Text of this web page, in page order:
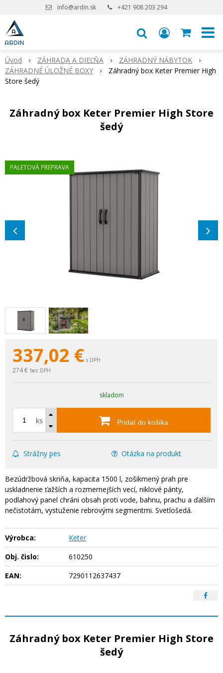
info@ardin.sk +421 908 203 294
Úvod ZÁHRADA A DIEĽŇA
ZÁHRADNÝ NÁBYTOK
ZÁHRADNÉ ÚLOŽNÉ BOXY
Záhradný box Keter Premier High
Store šedý
Záhradný box Keter Premier High Store
šedý
PALETOVÁ PREPRAVA
337,02 € s DPH
274 € bez DPH
skladom
ks Pridať do košíka
Strážny pes Otázka na produkt
Bezúdržbová skriňa, kapacita 1500 l, zošikmený prah pre
uskladnenie ťažších a rozmernejších vecí, niklové pánty,
podlahový panel chráni obsah proti vode, bahnu, prachu a ďalším
nečistotám, vystuženie rebrovými segmentmi. Svetlošedá.
Výrobca:
Keter
Obj. čislo:
610250
EAN:
7290112637437
Záhradný box Keter Premier High Store
šedý